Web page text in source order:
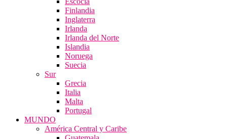
Finlandia
Inglaterra
Irlanda
Irlanda del Norte
Islandia
Noruega
Suecia
Sur
Grecia
Italia
Malta
Portugal
MUNDO
América Central y Caribe